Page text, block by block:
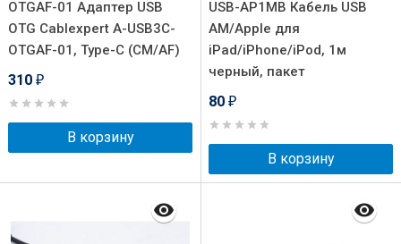
OTGAF-01 Адаптер USB
OTG Cablexpert A-USB3C-
OTGAF-01, Type-C (CM/AF)
310 ₽
В корзину
USB-AP1MB Кабель USB
AM/Apple для
iPad/iPhone/iPod, 1м
черный, пакет
80 ₽
В корзину